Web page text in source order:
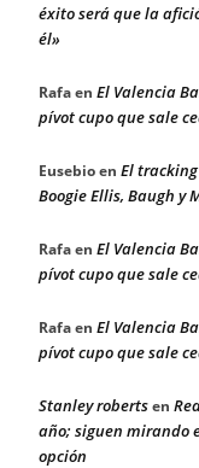
éxito será que la
él»
Rafaen El Valencia
pívot cupo que sale
Eusebioen El
Boogie Ellis, Baugh y
Rafaen El Valencia
pívot cupo que sale
Rafaen El Valencia
pívot cupo que sale
Stanley robertsen
año; siguen mirando
opción